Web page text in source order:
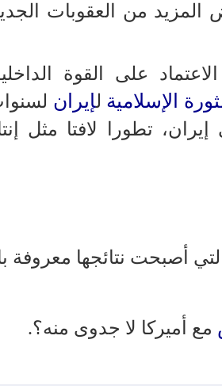
من العقوبات
على القوة
الإسلامية لإيران
تطورا لافتا مثل
أصبحت نتائجها معروفة
مع أميركا لا جدوى منه؟.